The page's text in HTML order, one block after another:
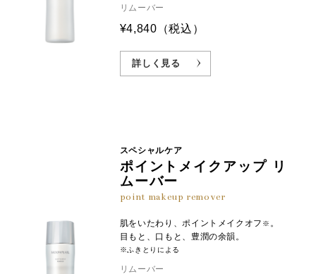
リムーバー
¥4,840 （税込）
詳しく見る
スペシャルケア
ポイントメイクアップ リ
ムーバー
point makeup remover
肌をいたわり、ポイントメイクオフ ※ 。
目もと、口もと、豊潤の余韻。
※ふきとりによる
リムーバー